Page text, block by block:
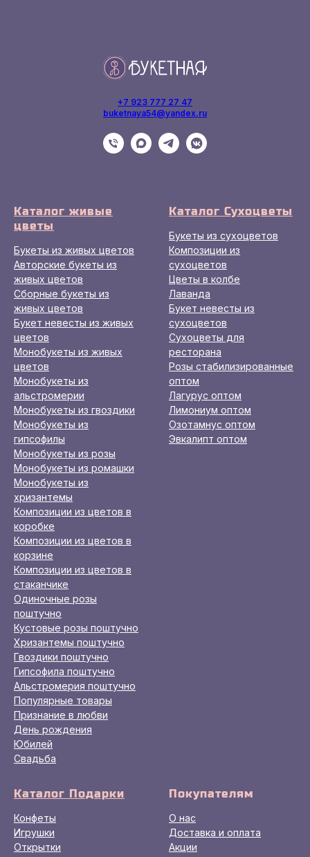
+7 923 777 27 47
buketnaya54@yandex.ru
Каталог живые
цветы
Букеты из живых цветов
Авторские букеты из
живых цветов
Сборные букеты из
живых цветов
Букет невесты из живых
цветов
Монобукеты из живых
цветов
Монобукеты из
альстромерии
Монобукеты из гвоздики
Монобукеты из
гипсофилы
Монобукеты из розы
Монобукеты из ромашки
Монобукеты из
хризантемы
Композиции из цветов в
коробке
Композиции из цветов в
корзине
Композиции из цветов в
стаканчике
Одиночные розы
поштучно
Кустовые розы поштучно
Хризантемы поштучно
Гвоздики поштучно
Гипсофила поштучно
Альстромерия поштучно
Популярные товары
Признание в любви
День рождения
Юбилей
Свадьба
Каталог Сухоцветы
Букеты из сухоцветов
Композиции из
сухоцветов
Цветы в колбе
Лаванда
Букет невесты из
сухоцветов
Сухоцветы для
ресторана
Розы стабилизированные
оптом
Лагурус оптом
Лимониум оптом
Озотамнус оптом
Эвкалипт оптом
Каталог Подарки
Конфеты
Игрушки
Открытки
Покупателям
О нас
Доставка и оплата
Акции